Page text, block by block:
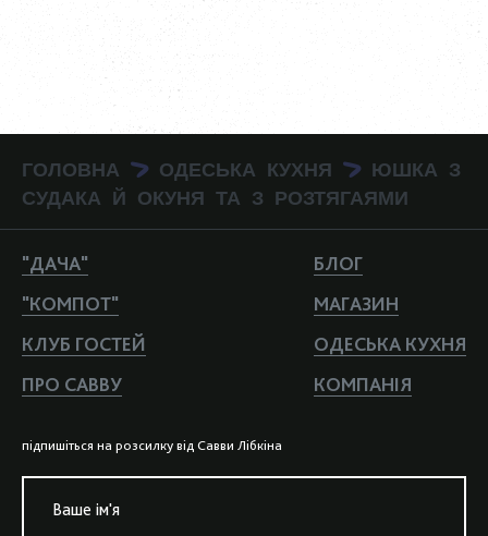
ГОЛОВНА > ОДЕСЬКА КУХНЯ > ЮШКА З
СУДАКА Й ОКУНЯ ТА З РОЗТЯГАЯМИ
"ДАЧА"
"КОМПОТ"
КЛУБ ГОСТЕЙ
ПРО САВВУ
БЛОГ
МАГАЗИН
ОДЕСЬКА КУХНЯ
КОМПАНIЯ
пiдпишiться на розсилку вiд Савви Лiбкiна
Ваше iм'я